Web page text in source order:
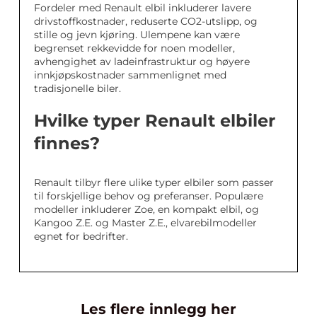
Fordeler med Renault elbil inkluderer lavere
drivstoffkostnader, reduserte CO2-utslipp, og
stille og jevn kjøring. Ulempene kan være
begrenset rekkevidde for noen modeller,
avhengighet av ladeinfrastruktur og høyere
innkjøpskostnader sammenlignet med
tradisjonelle biler.
Hvilke typer Renault elbiler
finnes?
Renault tilbyr flere ulike typer elbiler som passer
til forskjellige behov og preferanser. Populære
modeller inkluderer Zoe, en kompakt elbil, og
Kangoo Z.E. og Master Z.E., elvarebilmodeller
egnet for bedrifter.
Les flere innlegg her